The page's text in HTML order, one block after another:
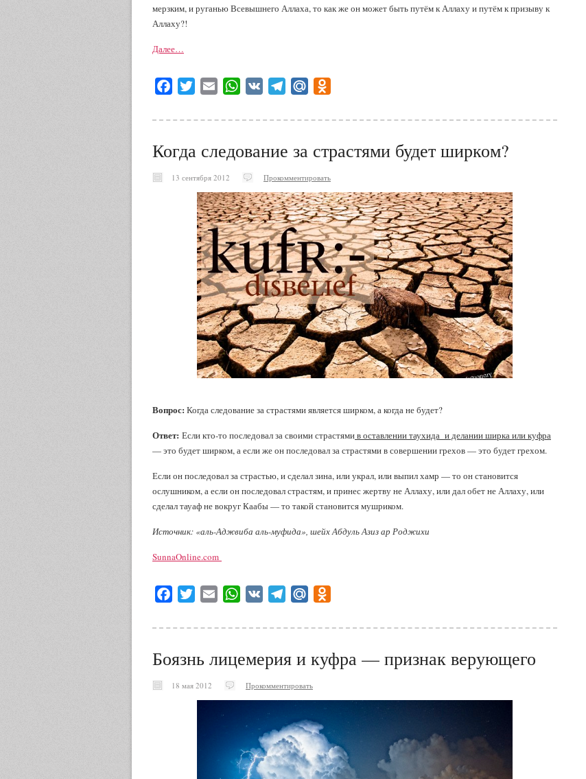
мерзким, и руганью Всевышнего Аллаха, то как же он может быть путём к Аллаху и путём к призыву к
Аллаху?!
Далее…
Facebook
Twitter Email WhatsApp
VK TelegramMail.Ru
Когда следование за страстями будет ширком?
13 сентября 2012 Прокомментировать
Вопрос: Когда следование за страстями является ширком, а когда не будет?
Ответ: Если кто-то последовал за своими страстямив оставлении таухида и делании ширка или куфра
— это будет ширком, а если же он последовал за страстями в совершении грехов — это будет грехом.
Если он последовал за страстью, и сделал зина, или украл, или выпил хамр — то он становится
ослушником, а если он последовал страстям, и принес жертву не Аллаху, или дал обет не Аллаху, или
сделал тауаф не вокруг Каабы — то такой становится мушриком.
Источник: «аль-Аджвиба аль-муфида», шейх Абдуль Азиз ар Роджихи
SunnaOnline.com
Facebook
Twitter Email WhatsApp
VK TelegramMail.Ru
Боязнь лицемерия и куфра — признак верующего
18 мая 2012 Прокомментировать